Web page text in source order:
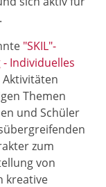
"SKIL"-
Individuelles
Aktivitäten
Themen
und Schüler
zum
von
kreative